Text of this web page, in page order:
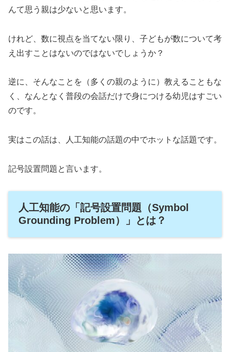
んて思う親は少ないと思います。
けれど、数に視点を当てない限り、子どもが数について考
え出すことはないのではないでしょうか？
逆に、そんなことを（多くの親のように）教えることもな
く、なんとなく普段の会話だけで身につける幼児はすごい
のです。
実はこの話は、人工知能の話題の中でホットな話題です。
記号設置問題と言います。
人工知能の「記号設置問題（Symbol
Grounding Problem）」とは？